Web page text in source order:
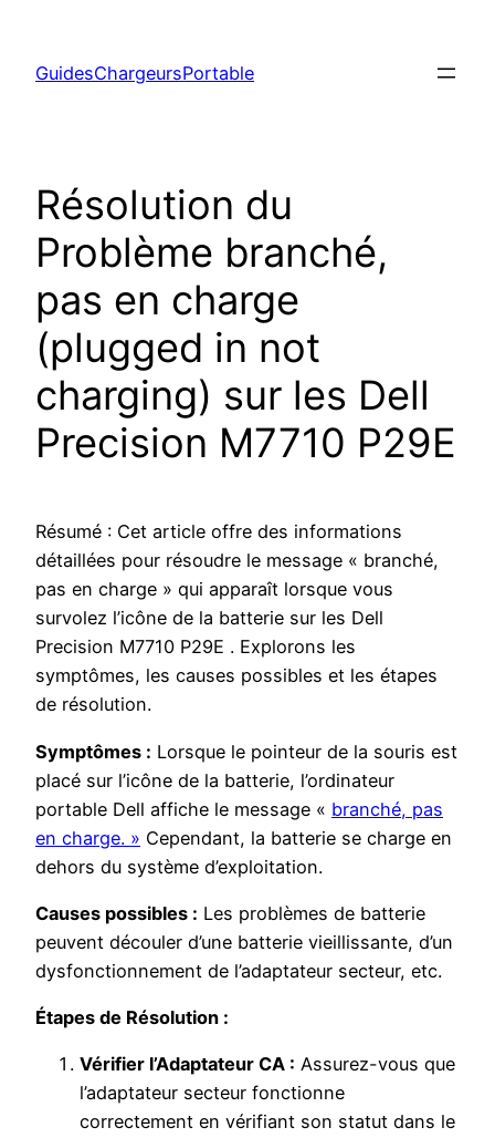
contenu
GuidesChargeursPortable
Résolution du
Problème branché,
pas en charge
(plugged in not
charging) sur les Dell
Precision M7710 P29E
Résumé : Cet article offre des informations
détaillées pour résoudre le message « branché,
pas en charge » qui apparaît lorsque vous
survolez l’icône de la batterie sur les Dell
Precision M7710 P29E . Explorons les
symptômes, les causes possibles et les étapes
de résolution.
Symptômes : Lorsque le pointeur de la souris est
placé sur l’icône de la batterie, l’ordinateur
portable Dell affiche le message « branché, pas
en charge. » Cependant, la batterie se charge en
dehors du système d’exploitation.
Causes possibles : Les problèmes de batterie
peuvent découler d’une batterie vieillissante, d’un
dysfonctionnement de l’adaptateur secteur, etc.
Étapes de Résolution :
Vérifier l’Adaptateur CA : Assurez-vous que
l’adaptateur secteur fonctionne
correctement en vérifiant son statut dans le